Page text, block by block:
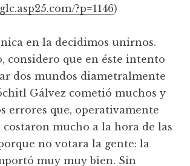
?p=1146)
en la decidimos unirnos.
considero que en éste intento
dos mundos diametralmente
Gálvez cometió muchos y
errores que, operativamente
costaron mucho a la hora de las
no votara la gente: la
muy muy bien. Sin